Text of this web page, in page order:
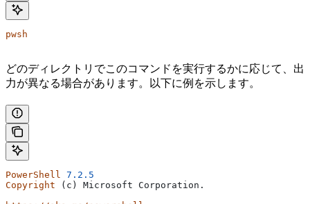
pwsh
どのディレクトリでこのコマンドを実行するかに応じて、出
力が異なる場合があります。以下に例を示します。
PowerShell 7.2.5
Copyright (c) Microsoft Corporation.